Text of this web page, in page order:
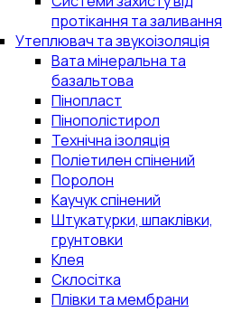
протікання та заливання
Утеплювач та звукоізоляція
Вата мінеральна та
базальтова
Пінопласт
Пінополістирол
Технічна ізоляція
Поліетилен спінений
Поролон
Каучук спінений
Штукатурки, шпаклівки,
грунтовки
Клея
Склосітка
Плівки та мембрани